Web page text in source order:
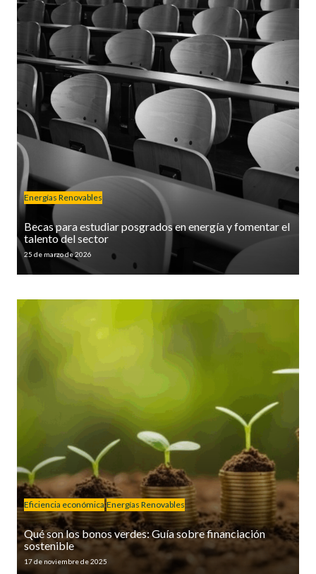
Energías Renovables
Becas para estudiar posgrados en energía y fomentar el
talento del sector
25 de marzo de 2026
Eficiencia económica Energías Renovables
Qué son los bonos verdes: Guía sobre financiación
sostenible
17 de noviembre de 2025